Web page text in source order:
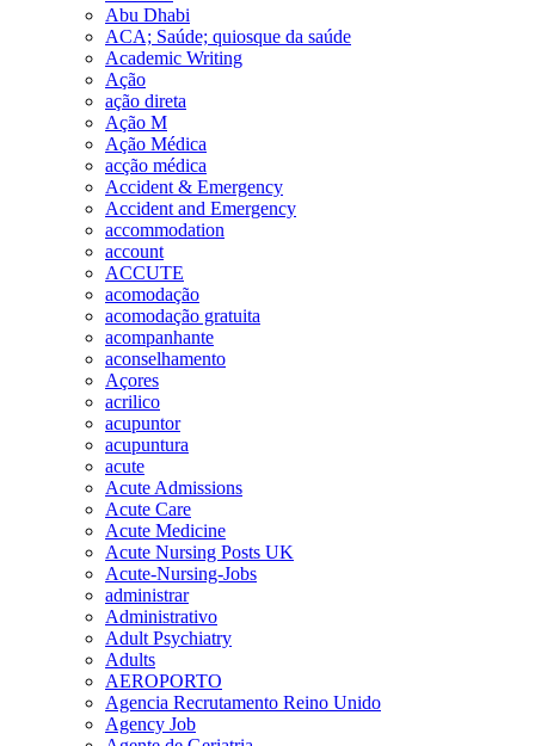
Abu Dhabi
ACA; Saúde; quiosque da saúde
Academic Writing
Ação
ação direta
Ação M
Ação Médica
acção médica
Accident & Emergency
Accident and Emergency
accommodation
account
ACCUTE
acomodação
acomodação gratuita
acompanhante
aconselhamento
Açores
acrilico
acupuntor
acupuntura
acute
Acute Admissions
Acute Care
Acute Medicine
Acute Nursing Posts UK
Acute-Nursing-Jobs
administrar
Administrativo
Adult Psychiatry
Adults
AEROPORTO
Agencia Recrutamento Reino Unido
Agency Job